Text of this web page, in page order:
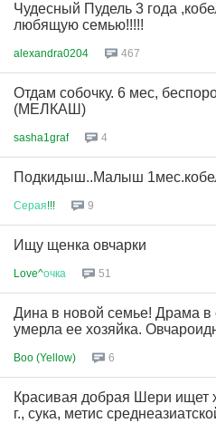
Чудесный Пудель 3 года
любящую семью!!!!!
alexandra0204 467
Отдам собочку. 6 мес,
(МЕЛКАШ)
sasha1graf 4
Подкидыш..Малыш
Серая!!! 9
Ищу щенка овчарки
Love^очка 51
Дина в новой семье! Драма в
умерла ее хозяйка.
Boo (Yellow) 6
Красивая добрая Шери ищет
г., сука, метис